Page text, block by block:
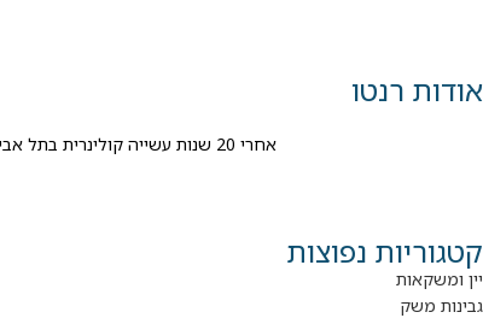
אודות רנטו
אחרי 20 שנות עשייה קולינרית בתל אביב, החלטנו להגשים חלום ישן ולפתוח חנות טעימה ובה מגוון עשיר של יינות, גבינות, דליקטסים ופתרונות אירוח לאנשים שאוהבים לאכול, לשמוח וליהנות מהחיים.
קטגוריות נפוצות
יין ומשקאות
גבינות משק